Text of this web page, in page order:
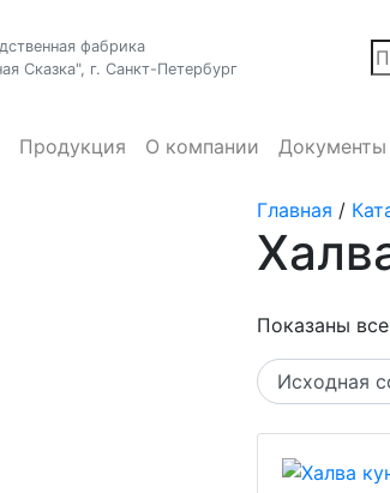
фабрика
Сказка", г. Санкт-Петербург
Продукция О компании Документы
Главная /
Показаны